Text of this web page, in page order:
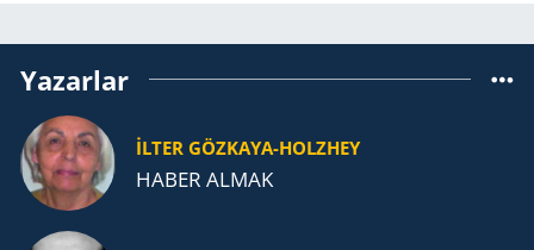
Yazarlar
İLTER GÖZKAYA-HOLZHEY
HABER ALMAK